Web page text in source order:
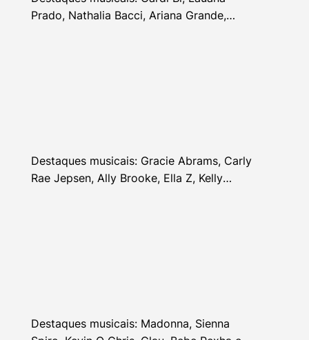
Prado, Nathalia Bacci, Ariana Grande,
Destaques musicais: Gracie Abrams, Carly
Rae Jepsen, Ally Brooke, Ella Z, Kelly
Destaques musicais: Madonna, Sienna